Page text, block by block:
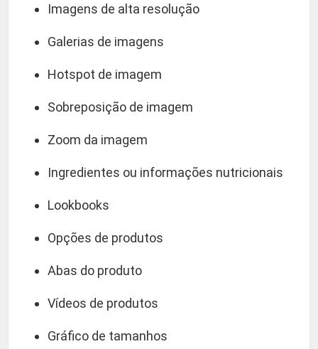
Imagens de alta resolução
Galerias de imagens
Hotspot de imagem
Sobreposição de imagem
Zoom da imagem
Ingredientes ou informações nutricionais
Lookbooks
Opções de produtos
Abas do produto
Vídeos de produtos
Gráfico de tamanhos